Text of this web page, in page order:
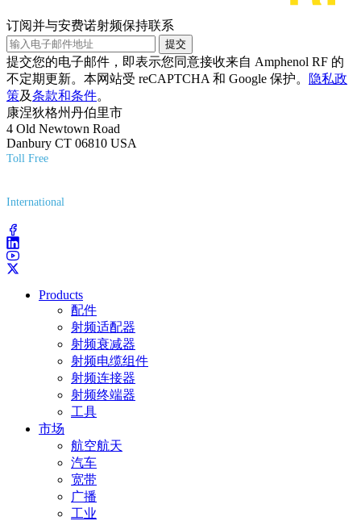
订阅并与安费诺射频保持联系
提交
提交您的电子邮件，即表示您同意接收来自 Amphenol RF 的
不定期更新。本网站受 reCAPTCHA 和 Google 保护。
隐私政
策及条款和条件。
康涅狄格州丹伯里市
4 Old Newtown Road
Danbury CT 06810 USA
Toll Free
International
Products
配件
射频适配器
射频衰减器
射频电缆组件
射频连接器
射频终端器
工具
市场
航空航天
汽车
宽带
广播
工业